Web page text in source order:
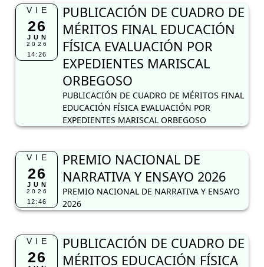
VIE
26
JUN
2026
14:26
PUBLICACIÓN DE CUADRO DE
MÉRITOS FINAL EDUCACIÓN
FÍSICA EVALUACIÓN POR
EXPEDIENTES MARISCAL
ORBEGOSO
PUBLICACIÓN DE CUADRO DE MÉRITOS FINAL
EDUCACIÓN FÍSICA EVALUACIÓN POR
EXPEDIENTES MARISCAL ORBEGOSO
VIE
26
JUN
2026
12:46
PREMIO NACIONAL DE
NARRATIVA Y ENSAYO 2026
PREMIO NACIONAL DE NARRATIVA Y ENSAYO
2026
VIE
26
PUBLICACIÓN DE CUADRO DE
MÉRITOS EDUCACIÓN FÍSICA